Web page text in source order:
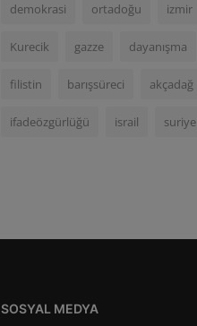
demokrasi ortadoğu izmir
Kurecik gazze dayanışma
filistin barışsüreci akçadağ
ifadeözgürlüğü israil suriye
SOSYAL MEDYA